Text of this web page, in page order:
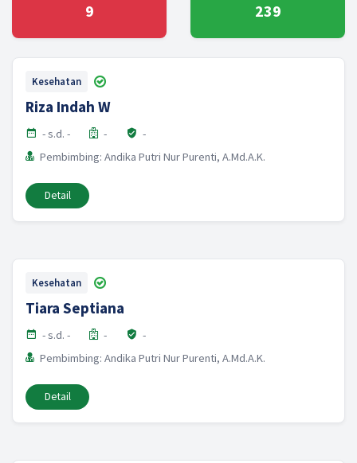
9 239
Kesehatan
Riza Indah W
- s.d. - -
-
Pembimbing: Andika Putri Nur Purenti, A.Md.A.K.
Detail
Kesehatan
Tiara Septiana
- s.d. - -
-
Pembimbing: Andika Putri Nur Purenti, A.Md.A.K.
Detail